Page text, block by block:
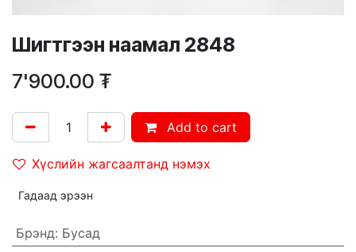
Шигтгээн наамал 2848
7'900.00 ₮
Add to cart
Хүслийн жагсаалтанд нэмэх
Гадаад эрээн
Брэнд: Бусад